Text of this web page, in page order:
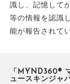
識し、記憶して
等の情報を認識
能が報告されて
「MYND360®
ュースキンジャ